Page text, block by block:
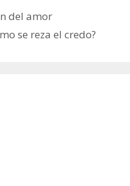
del amor
se reza el credo?